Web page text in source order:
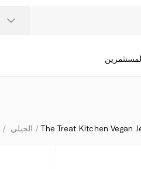
الجيلي The Treat Kitchen Vegan